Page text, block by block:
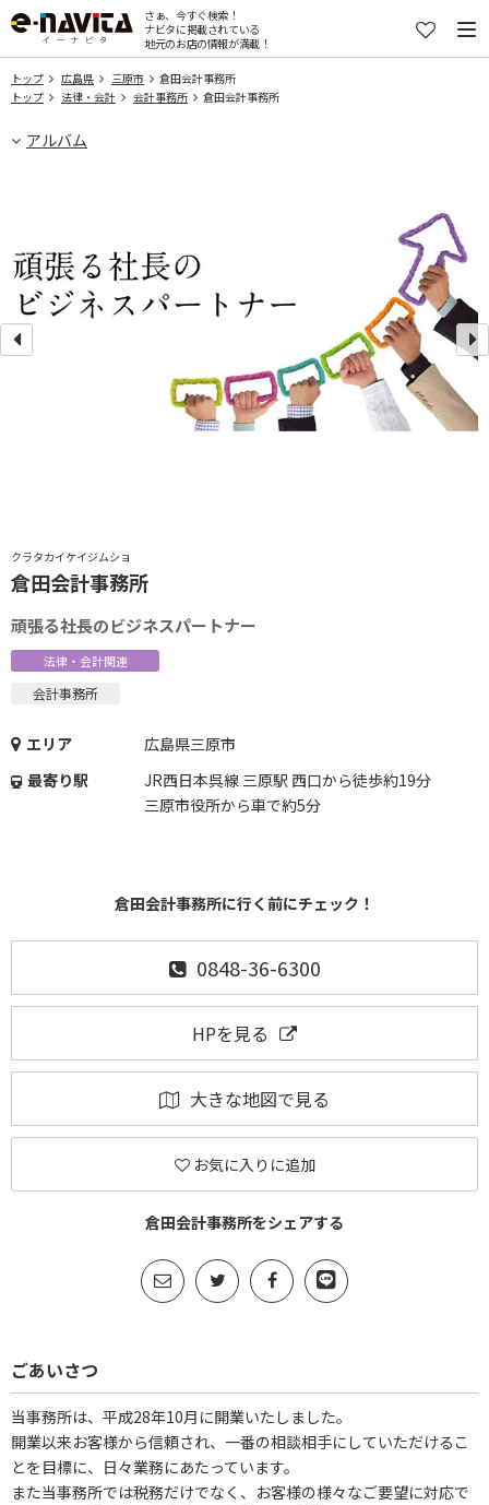
さぁ、今すぐ検索！
ナビタに掲載されている
地元のお店の情報が満載！
トップ 広島県 三原市
倉田会計事務所
トップ
法律・会計 会計事務所 倉田会計事務所
アルバム
クラタカイケイジムショ
倉田会計事務所
頑張る社長のビジネスパートナー
法律・会計関連
会計事務所
エリア
広島県三原市
最寄り駅
JR西日本呉線 三原駅 西口から徒歩約19分
三原市役所から車で約5分
倉田会計事務所に行く前にチェック！
0848-36-6300
HPを見る
大きな地図で見る
お気に入りに追加
倉田会計事務所をシェアする
ごあいさつ
当事務所は、平成28年10月に開業いたしました。
開業以来お客様から信頼され、一番の相談相手にしていただけるこ
とを目標に、日々業務にあたっています。
また当事務所では税務だけでなく、お客様の様々なご要望に対応で